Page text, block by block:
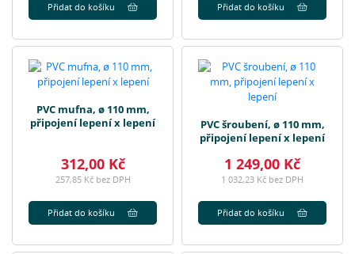
Přidat do košíku Přidat do košíku
PVC mufna, ø 110 mm,
připojení lepení x lepení
312,00 Kč
257,85 Kč bez DPH
Přidat do košíku
PVC šroubení, ø 110 mm,
připojení lepení x lepení
1 249,00 Kč
1 032,23 Kč bez DPH
Přidat do košíku